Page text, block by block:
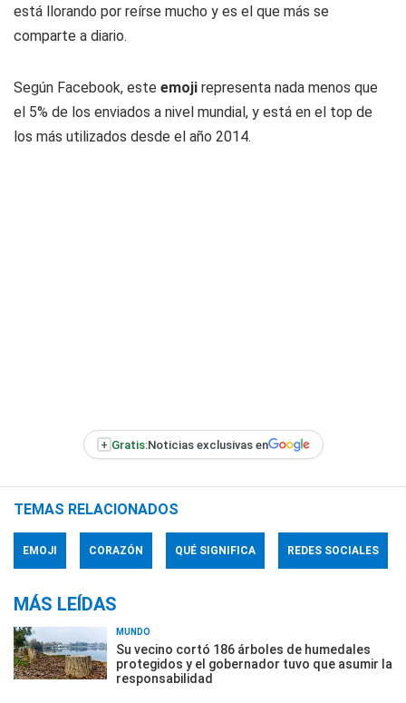
está llorando por reírse mucho y es el que más se
comparte a diario.
Según Facebook, este emoji representa nada menos que
el 5% de los enviados a nivel mundial, y está en el top de
los más utilizados desde el año 2014.
+ Gratis:Noticias exclusivas en
TEMAS RELACIONADOS
EMOJI CORAZÓN QUÉ SIGNIFICA REDES SOCIALES
MÁS LEÍDAS
MUNDO
Su vecino cortó 186 árboles de humedales
protegidos y el gobernador tuvo que asumir la
responsabilidad